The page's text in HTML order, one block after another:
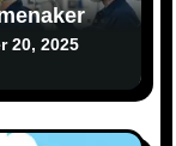
20, 2025